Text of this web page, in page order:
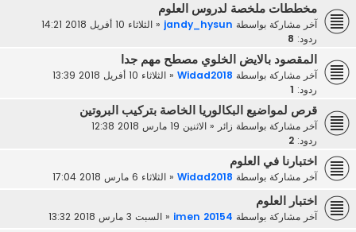
مخططات ملخصة لدروس العلوم
آخر مشاركة بواسطة jandy_hysun
« الثلاثاء 10 أفريل 2018 14:21
ردود: 8
المقصود بالايض الخلوي مصطح مهم جدا
آخر مشاركة بواسطة Widad2018
« الثلاثاء 10 أفريل 2018 13:39
ردود:
قرص لمواضيع البكالوريا الخاصة بتركيب البروتين
آخر مشاركة بواسطة زائر« الاثنين 19 مارس 2018 12:38
ردود: 2
اختبارنا في العلوم
آخر مشاركة بواسطة Widad2018
« الثلاثاء 6 مارس 2018 17:04
اختبار العلوم
آخر مشاركة بواسطة imen 20154
« السبت 3 مارس 2018 13:32